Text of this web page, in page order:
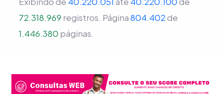
72.318.969 registros. Página804.402de
1.446.380 páginas.